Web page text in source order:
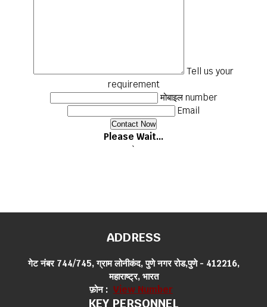
Tell us your
requirement
मोबाइल number
Email
Please Wait...
`
ADDRESS
गेट नंबर 744/745, ग्राम लोनीकंद, पुणे नगर रोड,पुणे - 412216,
महाराष्ट्र, भारत
फ़ोन : View Number
KEY PERSONNEL